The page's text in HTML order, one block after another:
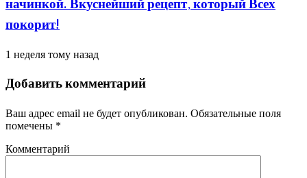
начинкой. Вкуснейший рецепт, который Всех
покорит!
1 неделя тому назад
Добавить комментарий
Ваш адрес email не будет опубликован. Обязательные поля
помечены *
Комментарий